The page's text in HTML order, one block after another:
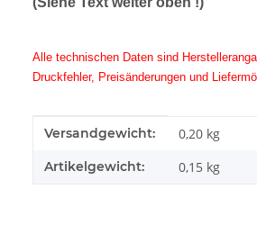
Alle technischen Daten sind
Druckfehler, Preisänderungen und
Produkteigenschaft
Wert
Versandgewicht: 0,20 kg
Artikelgewicht: 0,15 kg